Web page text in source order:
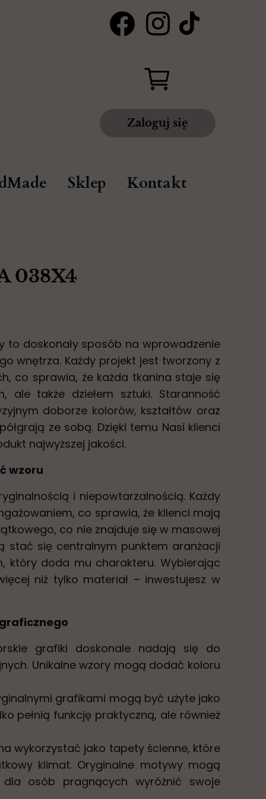
Zaloguj się
Sklep Kontakt
to doskonały sposób na wprowadzenie
wnętrza. Każdy projekt jest tworzony z
co sprawia, że każda tkanina staje się
ale także dziełem sztuki. Staranność
doborze kolorów, kształtów oraz
ze sobą. Dzięki temu Nasi klienci
najwyższej jakości.
wzoru
i niepowtarzalnością. Każdy
co sprawia, że klienci mają
co nie znajduje się w masowej
stać się centralnym punktem aranżacji
który doda mu charakteru. Wybierając
niż tylko materiał – inwestujesz w
grafiki doskonale nadają się do
Unikalne wzory mogą dodać koloru
grafikami mogą być użyte jako
pełnią funkcję praktyczną, ale również
wykorzystać jako tapety ścienne, które
klimat. Oryginalne motywy mogą
osób pragnących wyróżnić swoje
038X4